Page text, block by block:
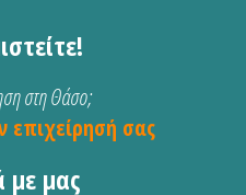
στη Θάσο;
επιχείρησή σας
με μας